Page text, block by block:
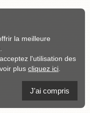
la meilleure
l'utilisation des
plus cliquez ici
J'ai compris